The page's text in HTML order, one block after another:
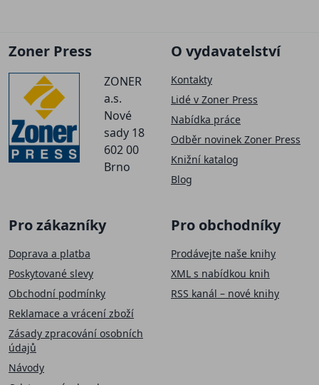
Zoner Press
ZONER
a.s.
Nové
sady 18
602 00
Brno
O vydavatelství
Kontakty
Lidé v Zoner Press
Nabídka práce
Odběr novinek Zoner Press
Knižní katalog
Blog
Pro zákazníky
Doprava a platba
Poskytované slevy
Obchodní podmínky
Reklamace a vrácení zboží
Zásady zpracování osobních
údajů
Návody
Pro obchodníky
Prodávejte naše knihy
XML s nabídkou knih
RSS kanál – nové knihy